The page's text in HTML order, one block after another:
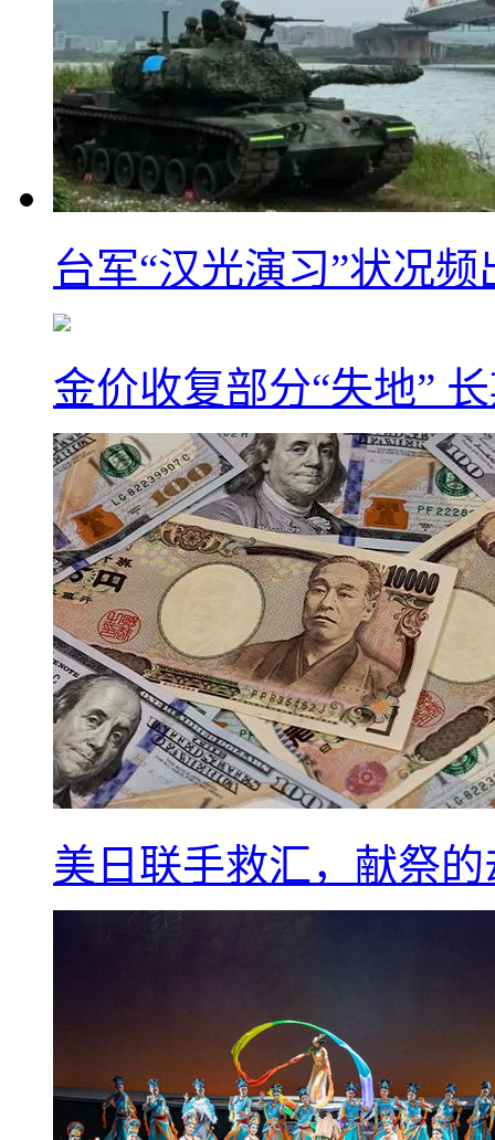
台军“汉光演习”状况
金价收复部分“失地”
美日联手救汇，献祭